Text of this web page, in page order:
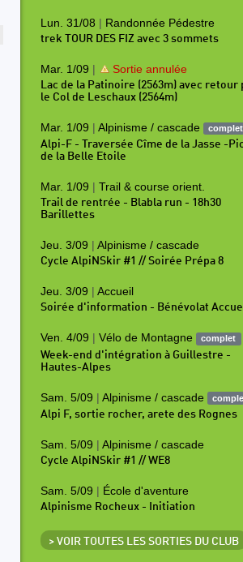
P190 P191 P192 P193
Lun. 31/08 | Randonnée Pédestre
trek TOUR DES FIZ avec 3 sommets
Mar. 1/09 | Sortie annulée
Lac de la Patinoire (2563m) avec retour
le Col de Leschaux (2564m)
Mar. 1/09 | Alpinisme / cascade complet
Alpi-F - Traversée Cîme de la Jasse -Pic
de la Belle Etoile
Mar. 1/09 | Trail & course orient.
Trail de rentrée - Blabla run - 18h30
Barillettes
Jeu. 3/09 | Alpinisme / cascade
Cycle AlpiNSkir #1 // Soirée Prépa 8
Jeu. 3/09 | Accueil
Soirée d'information - Bénévolat
Ven. 4/09 | Vélo de Montagne complet
Week-end d'intégration à Guillestre -
Hautes-Alpes
Sam. 5/09 | Alpinisme / cascade
Alpi F, sortie rocher, arete des Rognes
Sam. 5/09 | Alpinisme / cascade
Cycle AlpiNSkir #1 // WE8
Sam. 5/09 | École d'aventure
Alpinisme Rocheux - Initiation
> VOIR TOUTES LES SORTIES DU CLUB